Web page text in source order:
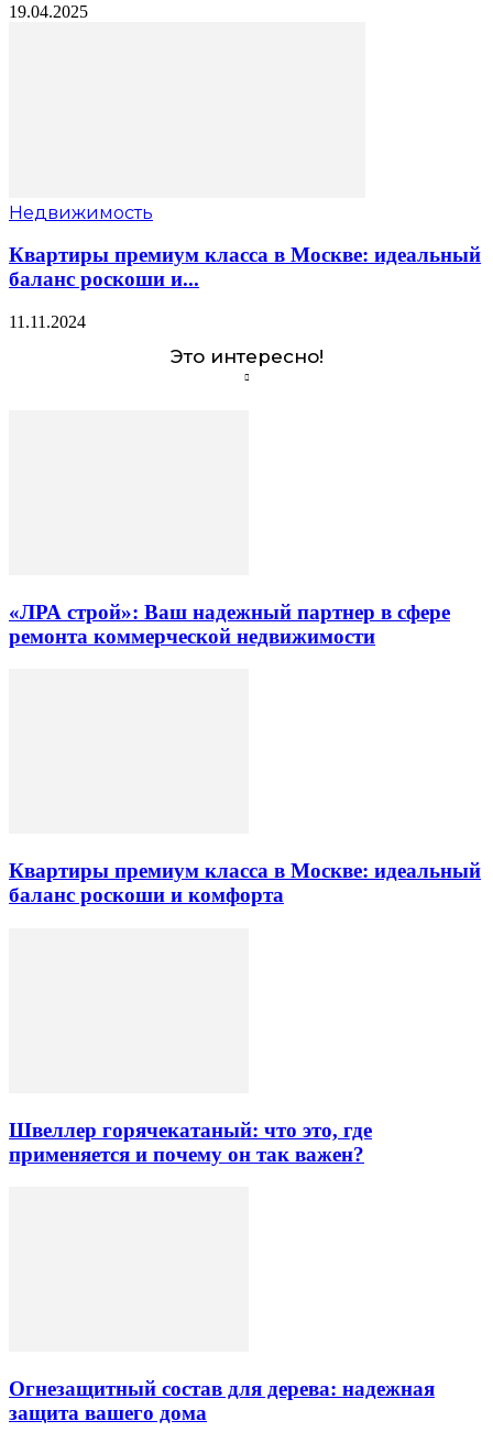
19.04.2025
Недвижимость
Квартиры премиум класса в Москве: идеальный
баланс роскоши и...
11.11.2024
Это интересно!
«ЛРА строй»: Ваш надежный партнер в сфере
ремонта коммерческой недвижимости
Квартиры премиум класса в Москве: идеальный
баланс роскоши и комфорта
Швеллер горячекатаный: что это, где
применяется и почему он так важен?
Огнезащитный состав для дерева: надежная
защита вашего дома